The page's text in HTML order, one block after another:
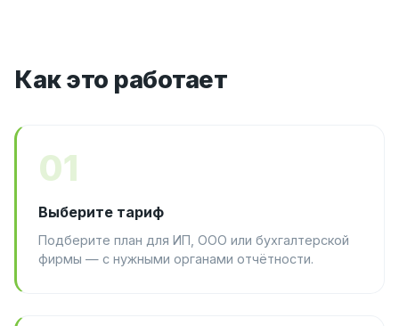
Как это работает
01
Выберите тариф
Подберите план для ИП, ООО или бухгалтерской
фирмы — с нужными органами отчётности.